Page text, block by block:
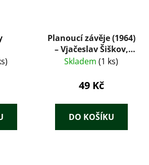
Planoucí závěje (1964)
– Vjačeslav Šiškov,
ilustrace Karel
Skladem (1 ks)
49 Kč
DO KOŠÍKU